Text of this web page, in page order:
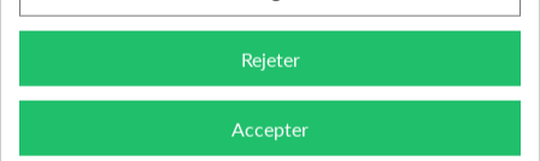
Rejeter
Accepter